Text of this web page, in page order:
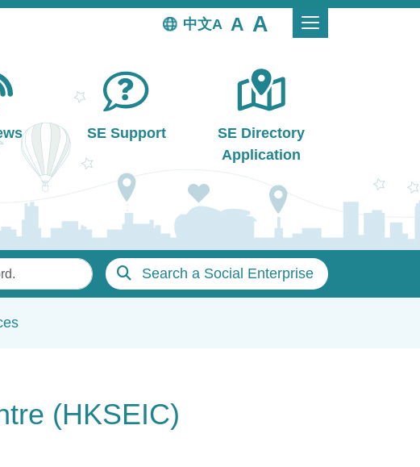
中文
SE Support
SE Directory
Application
Search a Social Enterprise
(HKSEIC)